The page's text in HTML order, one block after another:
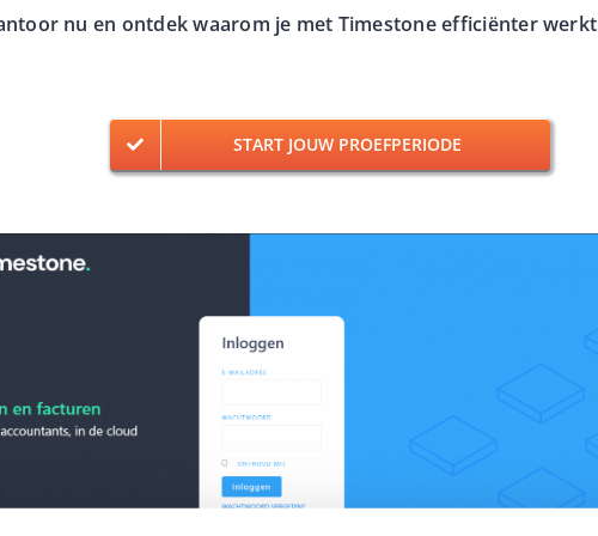
nu en ontdek waarom je met Timestone efficiënter
START JOUW PROEFPERIODE